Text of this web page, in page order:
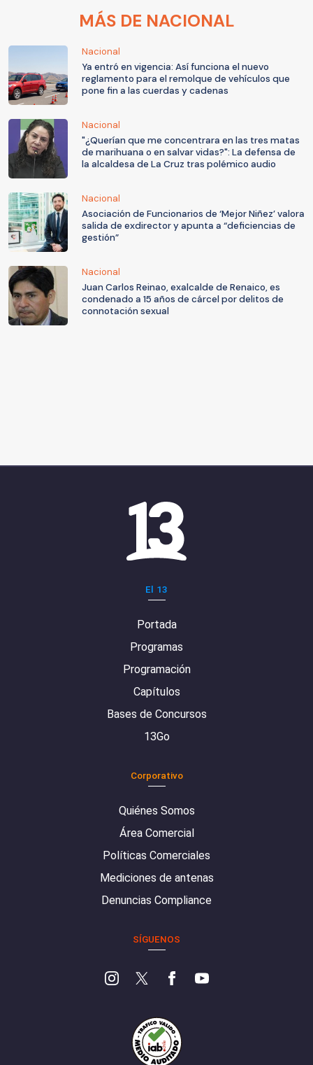
MÁS DE NACIONAL
Nacional
Ya entró en vigencia: Así funciona el nuevo
reglamento para el remolque de vehículos que
pone fin a las cuerdas y cadenas
Nacional
"¿Querían que me concentrara en las tres matas
de marihuana o en salvar vidas?": La defensa de
la alcaldesa de La Cruz tras polémico audio
Nacional
Asociación de Funcionarios de ‘Mejor Niñez’ valora
salida de exdirector y apunta a “deficiencias de
gestión”
Nacional
Juan Carlos Reinao, exalcalde de Renaico, es
condenado a 15 años de cárcel por delitos de
connotación sexual
El 13
Portada
Programas
Programación
Capítulos
Bases de Concursos
13Go
Corporativo
Quiénes Somos
Área Comercial
Políticas Comerciales
Mediciones de antenas
Denuncias Compliance
SÍGUENOS